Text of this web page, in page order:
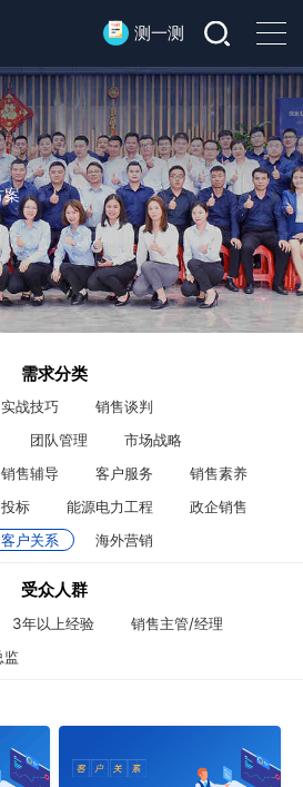
测一测
案
需求分类
实战技巧
销售谈判
团队管理
市场战略
销售辅导 客户服务
销售素养
标 能源电力工程
政企销售
客户关系 海外营销
受众人群
3年以上经验
销售主管/经理
监